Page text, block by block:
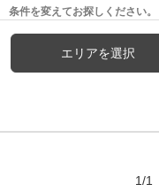
条件を変えてお探しください。
エリアを選択
1/1